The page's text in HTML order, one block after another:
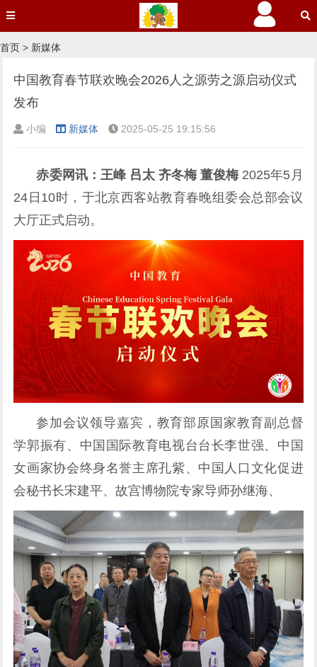
首页 > 新媒体
中国教育春节联欢晚会2026人之源劳之源启动仪式
发布
小编 新媒体 2025-05-25 19:15:56
赤委网讯：王峰 吕太 齐冬梅 董俊梅 2025年5月
24日10时，于北京西客站教育春晚组委会总部会议
大厅正式启动。
参加会议领导嘉宾，教育部原国家教育副总督
学郭振有、中国国际教育电视台台长李世强、中国
女画家协会终身名誉主席孔紫、中国人口文化促进
会秘书长宋建平、故宫博物院专家导师孙继海、